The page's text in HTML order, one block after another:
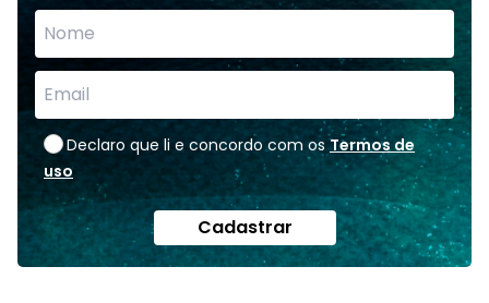
Declaro que li e concordo com os Termos de
uso
Cadastrar